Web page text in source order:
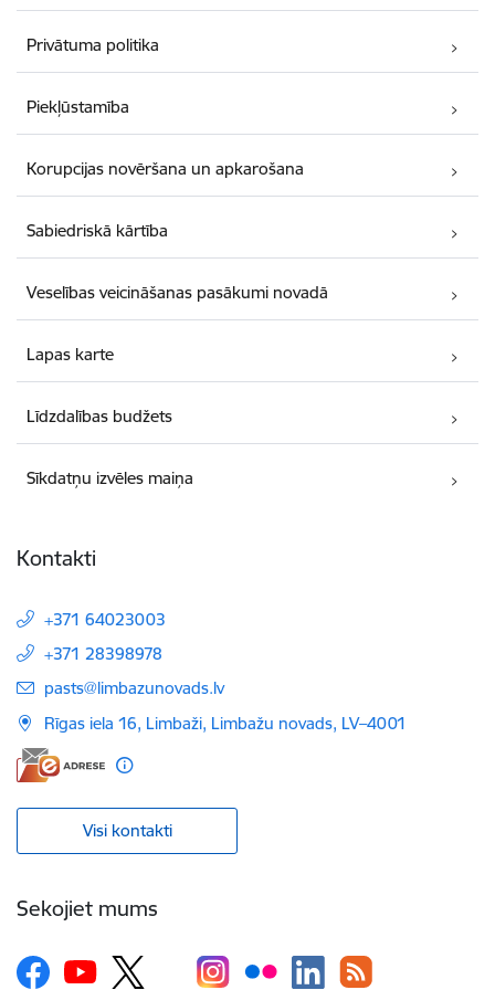
Privātuma politika
Piekļūstamība
Korupcijas novēršana un apkarošana
Sabiedriskā kārtība
Veselības veicināšanas pasākumi novadā
Lapas karte
Līdzdalības budžets
Sīkdatņu izvēles maiņa
Kontakti
+371 64023003
+371 28398978
E-pasts:
pasts@limbazunovads.lv
Rīgas iela 16, Limbaži, Limbažu novads, LV–4001
Visi kontakti
Sekojiet mums